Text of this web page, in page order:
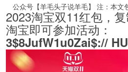
公众号【羊毛头子说羊毛】 注：本文
2023淘宝双11红包，
淘宝即可参加活动：
3$8JufW1u0Zai$://